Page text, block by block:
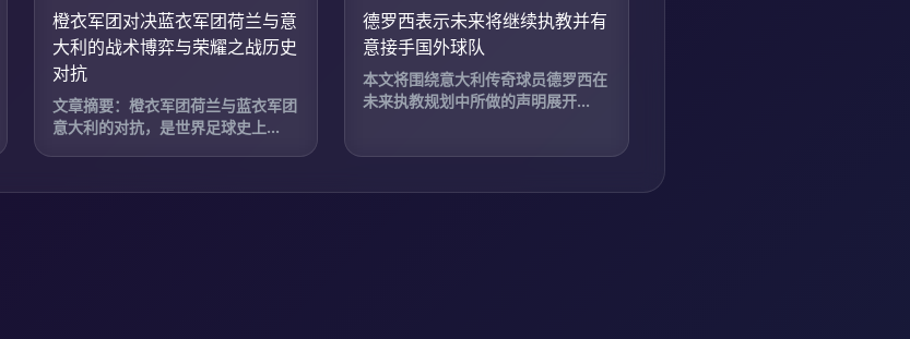
橙衣军团对决蓝衣军团荷兰与意
大利的战术博弈与荣耀之战历史
对抗
文章摘要：橙衣军团荷兰与蓝衣军团
意大利的对抗，是世界足球史上...
德罗西表示未来将继续执教并有
意接手国外球队
本文将围绕意大利传奇球员德罗西在
未来执教规划中所做的声明展开...